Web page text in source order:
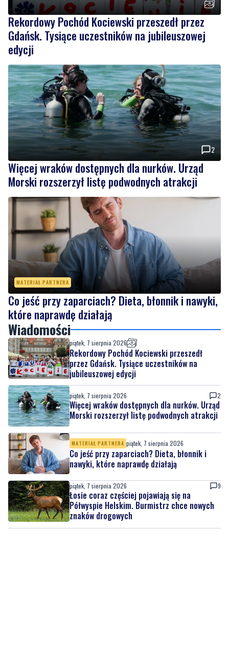
Rekordowy Pochód Kociewski przeszedł przez
Gdańsk. Tysiące uczestników na jubileuszowej
edycji
2
Więcej wraków dostępnych dla nurków. Urząd
Morski rozszerzył listę podwodnych atrakcji
MATERIAŁ PARTNERA
Co jeść przy zaparciach? Dieta, błonnik i nawyki,
które naprawdę działają
Wiadomości
piątek, 7 sierpnia 2026
Rekordowy Pochód Kociewski przeszedł
przez Gdańsk. Tysiące uczestników na
jubileuszowej edycji
piątek, 7 sierpnia 2026 2
Więcej wraków dostępnych dla nurków. Urząd
Morski rozszerzył listę podwodnych atrakcji
MATERIAŁ PARTNERA piątek, 7 sierpnia 2026
Co jeść przy zaparciach? Dieta, błonnik i
nawyki, które naprawdę działają
piątek, 7 sierpnia 2026 9
Łosie coraz częściej pojawiają się na
Półwyspie Helskim. Burmistrz chce nowych
znaków drogowych